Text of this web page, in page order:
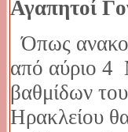
Αγαπητοί
Όπως
από αύριο 4
βαθμίδων
Ηρακλείου